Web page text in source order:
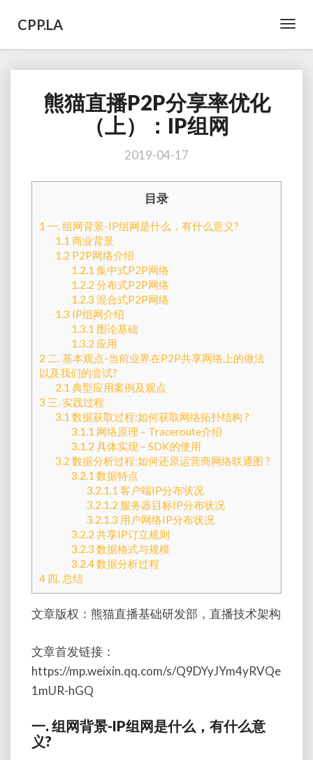
CPP.LA
熊
猫
直
P2P
享
率
优
化
IP
组
网
熊猫直播P2P分享率优化
（上）：IP组网
2019-04-17
目录
1 一. 组网背景-IP组网是什么，有什么意义?
1.1 商业背景
1.2 P2P网络介绍
1.2.1 集中式P2P网络
1.2.2 分布式P2P网络
1.2.3 混合式P2P网络
1.3 IP组网介绍
1.3.1 图论基础
1.3.2 应用
2 二. 基本观点-当前业界在P2P共享网络上的做法
以及我们的尝试?
2.1 典型应用案例及观点
3 三. 实践过程
3.1 数据获取过程:如何获取网络拓扑结构 ?
3.1.1 网络原理 – Traceroute介绍
3.1.2 具体实现 – SDK的使用
3.2 数据分析过程:如何还原运营商网络联通图 ?
3.2.1 数据特点
3.2.1.1 客户端IP分布状况
3.2.1.2 服务器目标IP分布状况
3.2.1.3 用户网络IP分布状况
3.2.2 共享IP订立规则
3.2.3 数据格式与规模
3.2.4数据分析过程
4 四. 总结
文章版权：熊猫直播基础研发部，直播技术架构
文章首发链接：
https://mp.weixin.qq.com/s/Q9DYyJYm4yRVQe
1mUR-hGQ
一. 组网背景-IP组网是什么，有什么意
义?